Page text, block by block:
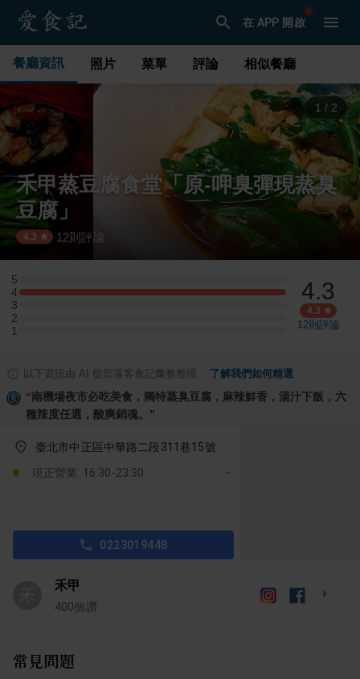
在 APP 開啟
餐廳資訊 照片 菜單 評論 相似餐廳
1 / 2
禾甲蒸豆腐食堂「原-呷臭彈現蒸臭
豆腐」
4.3 ·12 則評論
5
5 星：0 則評論
4
4 星：3 則評論
3
3 星：0 則評論
2
2 星：0 則評論
1
1 星：0 則評論
4.3
4.3
12則評論
以下資訊由 AI 從部落客食記彙整整理 了解我們如何精選
“南機場夜市必吃美食，獨特蒸臭豆腐，麻辣鮮香，湯汁下飯，六
種辣度任選，酸爽銷魂。 ”
臺北市中正區中華路二段311巷15號
現正營業: 16:30-23:30
0223019448
禾甲
400個讚
常見問題